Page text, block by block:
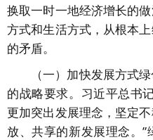
换取一时一地经济增长的
方式和生活方式，从根本
的矛盾。
（一）加快发展方式
的战略要求。习近平总书
更加突出发展理念，坚定
放、共享的新发展理念。